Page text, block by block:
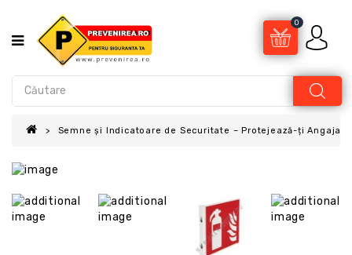
0
Semne și Indicatoare de Securitate – Protejează-ți